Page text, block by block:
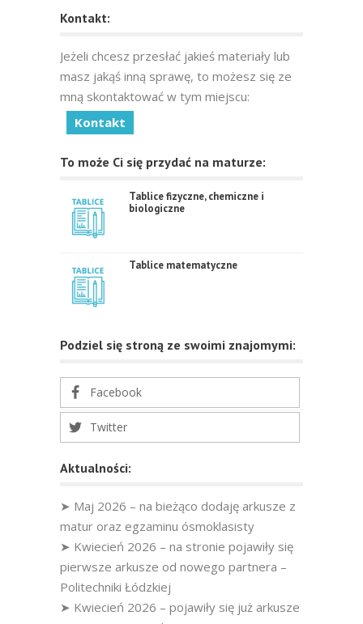
Kontakt:
Jeżeli chcesz przesłać jakieś materiały lub
masz jakąś inną sprawę, to możesz się ze
mną skontaktować w tym miejscu:
Kontakt
To może Ci się przydać na maturze:
Tablice fizyczne, chemiczne i
biologiczne
Tablice matematyczne
Podziel się stroną ze swoimi znajomymi:
Facebook
Twitter
Aktualności:
➤ Maj 2026 – na bieżąco dodaję arkusze z
matur oraz egzaminu ósmoklasisty
➤ Kwiecień 2026 – na stronie pojawiły się
pierwsze arkusze od nowego partnera –
Politechniki Łódzkiej
➤ Kwiecień 2026 – pojawiły się już arkusze